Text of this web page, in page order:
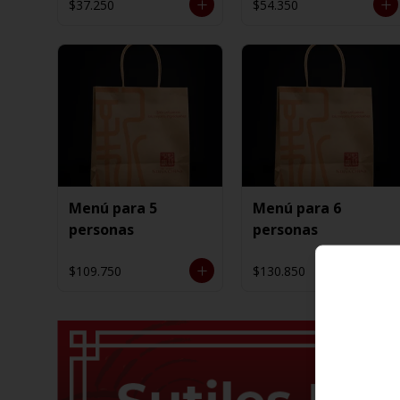
$37.250 $54.350
Menú para 5
personas
$109.750
Menú para 6
personas
$130.850